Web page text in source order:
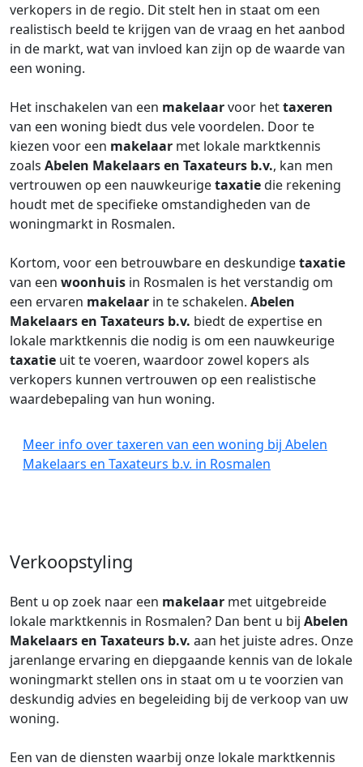
verkopers in de regio. Dit stelt hen in staat om een
realistisch beeld te krijgen van de vraag en het aanbod
in de markt, wat van invloed kan zijn op de waarde van
een woning.
Het inschakelen van een makelaarvoor hettaxeren
van een woning biedt dus vele voordelen. Door te
kiezen voor een makelaar met lokale marktkennis
zoals Abelen Makelaars en Taxateurs b.v., kan men
vertrouwen op een nauwkeurigetaxatiedie rekening
houdt met de specifieke omstandigheden van de
woningmarkt in Rosmalen.
Kortom, voor een betrouwbare en deskundigetaxatie
van een woonhuis in Rosmalen is het verstandig om
een ervaren makelaar in te schakelen. Abelen
Makelaars en Taxateurs b.v. biedt de expertise en
lokale marktkennis die nodig is om een nauwkeurige
taxatie uit te voeren, waardoor zowel kopers als
verkopers kunnen vertrouwen op een realistische
waardebepaling van hun woning.
Meer info over taxeren van een woning bij Abelen
Makelaars en Taxateurs b.v. in Rosmalen
Verkoopstyling
Bent u op zoek naar een makelaar met uitgebreide
lokale marktkennis in Rosmalen? Dan bent u bij Abelen
Makelaars en Taxateurs b.v. aan het juiste adres. Onze
jarenlange ervaring en diepgaande kennis van de lokale
woningmarkt stellen ons in staat om u te voorzien van
deskundig advies en begeleiding bij de verkoop van uw
woning.
Een van de diensten waarbij onze lokale marktkennis